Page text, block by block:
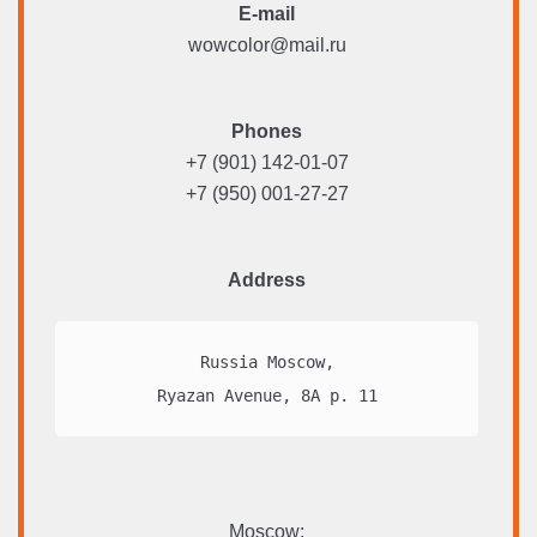
E-mail
wowcolor@mail.ru
Phones
+7 (901) 142-01-07
+7 (950) 001-27-27
Address
Russia Moscow,
Ryazan Avenue, 8A p. 11
Moscow: